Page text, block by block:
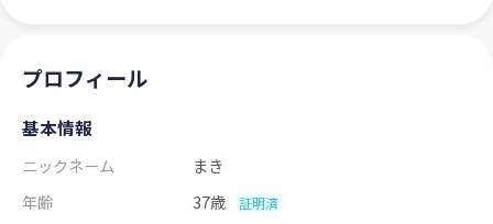
プロフィール
基本情報
ニックネーム
まき
年齢
37歳 証明済